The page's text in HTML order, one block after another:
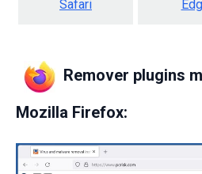
Safari
Remover plugins
Mozilla Firefox: